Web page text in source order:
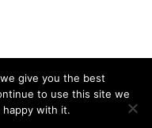
- London
give you the best
to use this site we
happy with it.